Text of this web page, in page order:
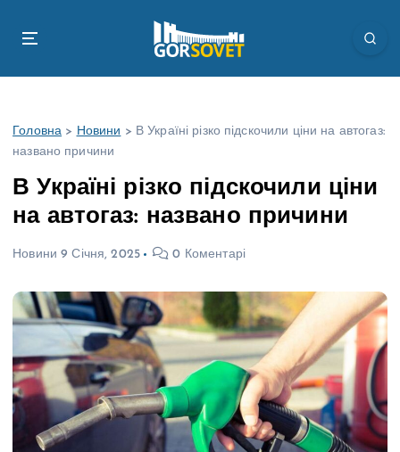
Головна > Новини > В Україні різко підскочили ціни на автогаз:
названо причини
В Україні різко підскочили ціни
на автогаз: названо причини
Новини 9 Січня, 2025 0 Коментарі